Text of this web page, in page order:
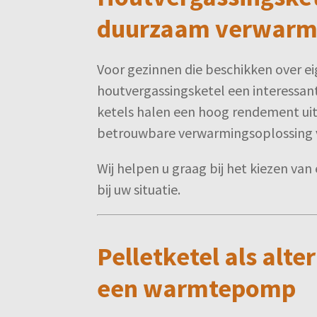
duurzaam
Voor gezinnen die beschikken over
houtvergassingsketel een
ketels halen een hoog rendement
betrouwbare
Wij helpen u graag bij het kiezen
bij uw situatie.
Pelletketel als
een warmtepomp